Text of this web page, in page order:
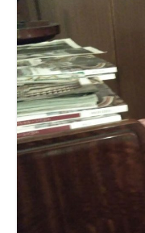
Documents
Estatuts
Revista
Enllaços